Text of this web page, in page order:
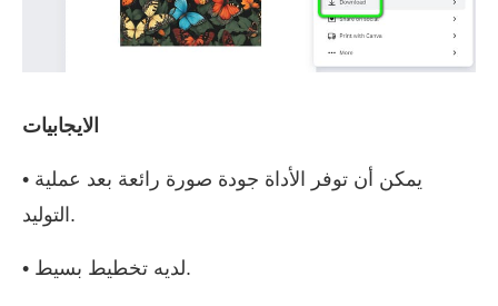
الايجابيات
• يمكن أن توفر الأداة جودة صورة رائعة بعد عملية
التوليد.
• لديه تخطيط بسيط.